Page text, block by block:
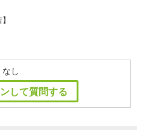
し
して質問する